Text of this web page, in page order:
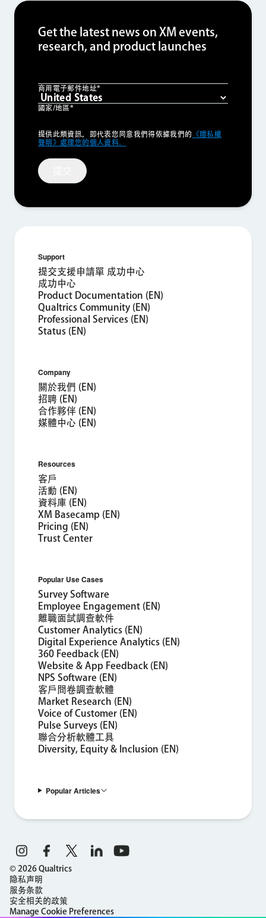
索取產品演示
姓氏*
名字*
公司*
電話號碼*
國家/地區*
Privacy
提供此類資訊，即代表您同意我們得依據我們的
提交
Get the latest news on XM events,
research, and product launches
商用電子郵件地址*
國家/地區*
Privacy
Optin
提供此類資訊，即代表您同意我們得依據我們的
《隱私權
聲明》處理您的個人資料。
Support
提交支援申請單 成功中心
成功中心
Product Documentation (EN)
Qualtrics Community (EN)
Professional Services (EN)
Status (EN)
Company
關於我們 (EN)
招聘 (EN)
合作夥伴 (EN)
媒體中心 (EN)
Resources
客戶
活動 (EN)
資料庫 (EN)
XM Basecamp (EN)
Pricing (EN)
Trust Center
Popular Use Cases
Survey Software
Employee Engagement (EN)
離職面試調查軟件
Customer Analytics (EN)
Digital Experience Analytics (EN)
360 Feedback (EN)
Website & App Feedback (EN)
NPS Software (EN)
客戶問卷調查軟體
Market Research (EN)
Voice of Customer (EN)
Pulse Surveys (EN)
聯合分析軟體工具
Diversity, Equity & Inclusion (EN)
Popular Articles
© 2026 Qualtrics
隐私声明
服务条款
安全相关的政策
Manage Cookie Preferences